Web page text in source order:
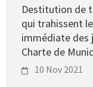
Destitution de
qui trahissent
immédiate des
Charte de
10 Nov 2021